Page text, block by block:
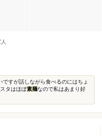
人
ですが話しながら食べるのにはちょ
タはほぼ素麺なので私はあまり好